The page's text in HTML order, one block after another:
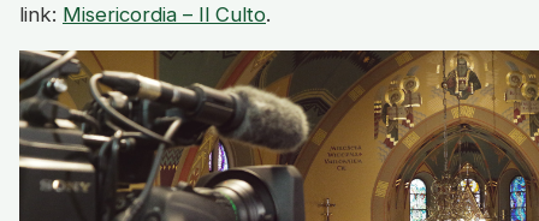
link: Misericordia – Il Culto.